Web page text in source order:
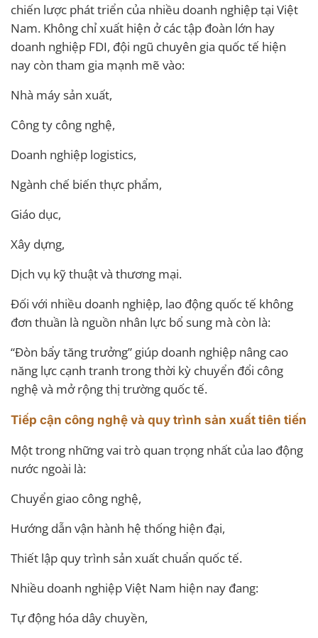
chiến lược phát triển của nhiều doanh nghiệp tại Việt
Nam. Không chỉ xuất hiện ở các tập đoàn lớn hay
doanh nghiệp FDI, đội ngũ chuyên gia quốc tế hiện
nay còn tham gia mạnh mẽ vào:
Nhà máy sản xuất,
Công ty công nghệ,
Doanh nghiệp logistics,
Ngành chế biến thực phẩm,
Giáo dục,
Xây dựng,
Dịch vụ kỹ thuật và thương mại.
Đối với nhiều doanh nghiệp, lao động quốc tế không
đơn thuần là nguồn nhân lực bổ sung mà còn là:
“Đòn bẩy tăng trưởng” giúp doanh nghiệp nâng cao
năng lực cạnh tranh trong thời kỳ chuyển đổi công
nghệ và mở rộng thị trường quốc tế.
Tiếp cận công nghệ và quy trình sản xuất tiên tiến
Một trong những vai trò quan trọng nhất của lao động
nước ngoài là:
Chuyển giao công nghệ,
Hướng dẫn vận hành hệ thống hiện đại,
Thiết lập quy trình sản xuất chuẩn quốc tế.
Nhiều doanh nghiệp Việt Nam hiện nay đang:
Tự động hóa dây chuyền,